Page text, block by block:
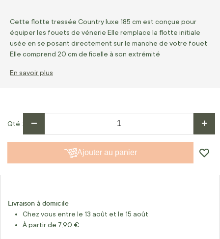
Cette flotte tressée Country luxe 185 cm est conçue pour
équiper les fouets de vénerie Elle remplace la flotte initiale
usée en se posant directement sur le manche de votre fouet
Elle comprend 20 cm de ficelle à son extrémité
En savoir plus
Qté − +
Ajouter au panier
Livraison à domicile
Chez vous entre le 13 août et le 15 août
À partir de 7,90 €